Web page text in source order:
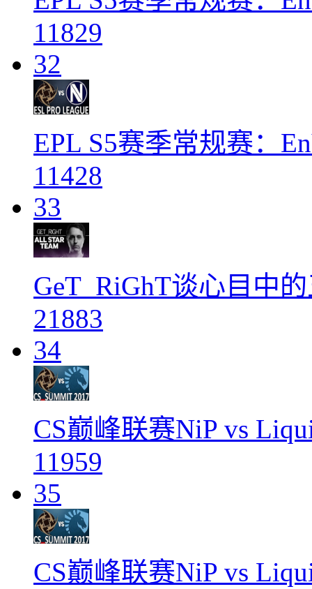
11829
32
EPL S5赛季常规赛：
11428
33
GeT_RiGhT谈心目中
21883
34
CS巅峰联赛NiP vs
11959
35
CS巅峰联赛NiP vs